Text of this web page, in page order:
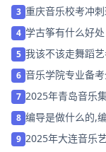
3 重庆音乐校考冲
4 学古筝有什么好处
5 我该不该走舞蹈艺
6 音乐学院专业备
7 2025年青岛音乐
8 编导是做什么的,
9 2025年大连音乐